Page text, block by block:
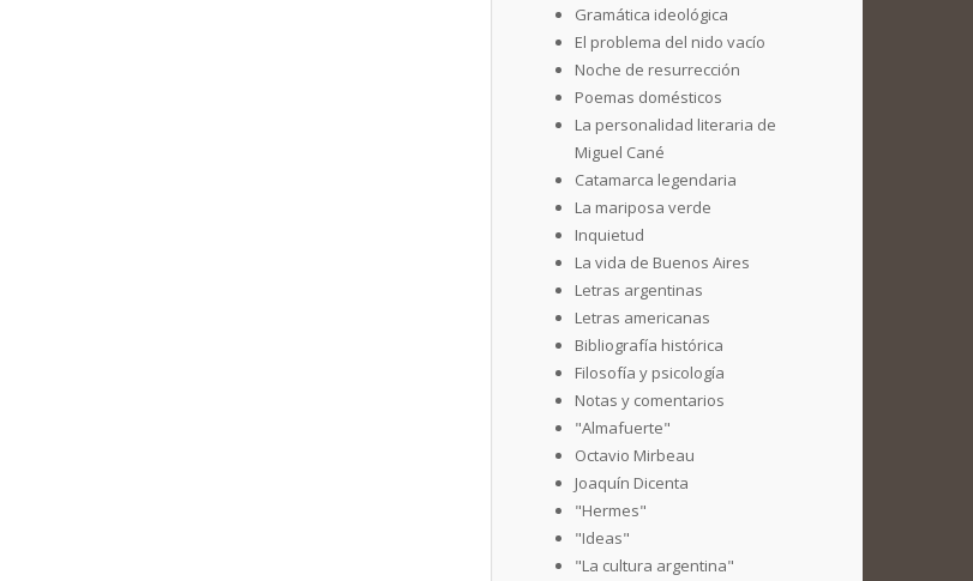
Gramática ideológica
El problema del nido vacío
Noche de resurrección
Poemas domésticos
La personalidad literaria de
Miguel Cané
Catamarca legendaria
La mariposa verde
Inquietud
La vida de Buenos Aires
Letras argentinas
Letras americanas
Bibliografía histórica
Filosofía y psicología
Notas y comentarios
"Almafuerte"
Octavio Mirbeau
Joaquín Dicenta
"Hermes"
"Ideas"
"La cultura argentina"